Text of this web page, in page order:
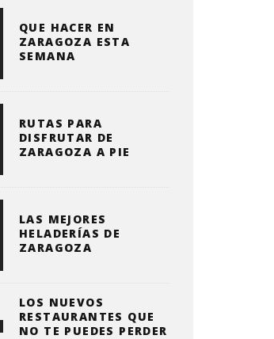
QUE HACER EN
ZARAGOZA ESTA
SEMANA
RUTAS PARA
DISFRUTAR DE
ZARAGOZA A PIE
LAS MEJORES
HELADERÍAS DE
ZARAGOZA
LOS NUEVOS
RESTAURANTES QUE
NO TE PUEDES PERDER